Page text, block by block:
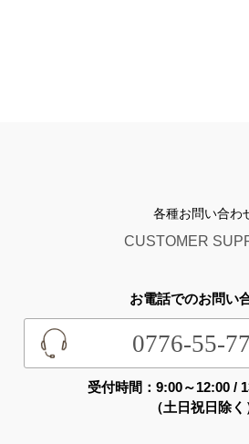
各種お問い合わ
CUSTOMER
お電話でのお問い
0776-55-
受付時間：9:00～12:00 /
（土日祝日除く